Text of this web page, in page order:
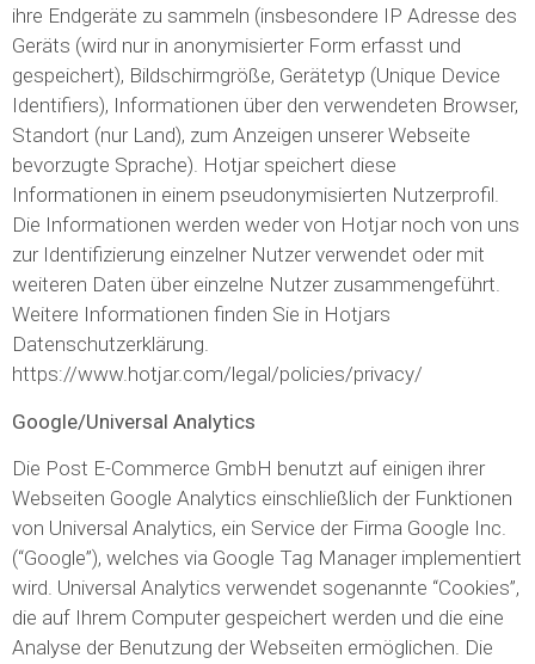
ihre Endgeräte zu sammeln (insbesondere IP Adresse des
Geräts (wird nur in anonymisierter Form erfasst und
gespeichert), Bildschirmgröße, Gerätetyp (Unique Device
Identifiers), Informationen über den verwendeten Browser,
Standort (nur Land), zum Anzeigen unserer Webseite
bevorzugte Sprache). Hotjar speichert diese
Informationen in einem pseudonymisierten Nutzerprofil.
Die Informationen werden weder von Hotjar noch von uns
zur Identifizierung einzelner Nutzer verwendet oder mit
weiteren Daten über einzelne Nutzer zusammengeführt.
Weitere Informationen finden Sie in Hotjars
Datenschutzerklärung.
https://www.hotjar.com/legal/policies/privacy/
Google/Universal Analytics
Die Post E-Commerce GmbH benutzt auf einigen ihrer
Webseiten Google Analytics einschließlich der Funktionen
von Universal Analytics, ein Service der Firma Google Inc.
(“Google”), welches via Google Tag Manager implementiert
wird. Universal Analytics verwendet sogenannte “Cookies”,
die auf Ihrem Computer gespeichert werden und die eine
Analyse der Benutzung der Webseiten ermöglichen. Die